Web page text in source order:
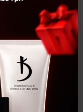
×
соболь)
(ворс: соболь)
і помітних меж
якості
той чи інший